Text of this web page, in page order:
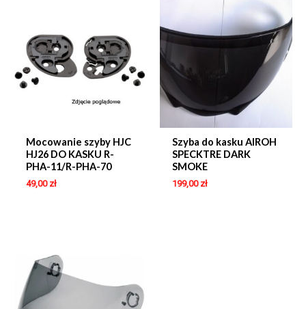
Mocowanie szyby HJC
HJ26 DO KASKU R-
PHA-11/R-PHA-70
49,00 zł
Szyba do kasku AIROH
SPECKTRE DARK
SMOKE
199,00 zł